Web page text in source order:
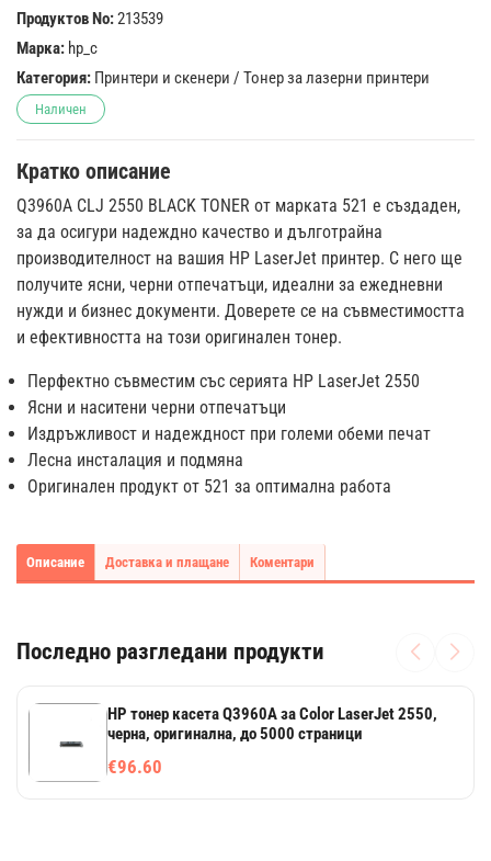
Продуктов No:213539
Марка: hp_c
Категория: Принтери и скенери / Тонер за лазерни принтери
Наличен
Кратко описание
Q3960A CLJ 2550 BLACK TONER от марката 521 е създаден,
за да осигури надеждно качество и дълготрайна
производителност на вашия HP LaserJet принтер. С него ще
получите ясни, черни отпечатъци, идеални за ежедневни
нужди и бизнес документи. Доверете се на съвместимостта
и ефективността на този оригинален тонер.
Перфектно съвместим със серията HP LaserJet 2550
Ясни и наситени черни отпечатъци
Издръжливост и надеждност при големи обеми печат
Лесна инсталация и подмяна
Оригинален продукт от 521 за оптимална работа
Описание Доставка и плащане Коментари
Последно разгледани продукти
HP тонер касета Q3960A за Color LaserJet 2550,
черна, оригинална, до 5000 страници
€96.60